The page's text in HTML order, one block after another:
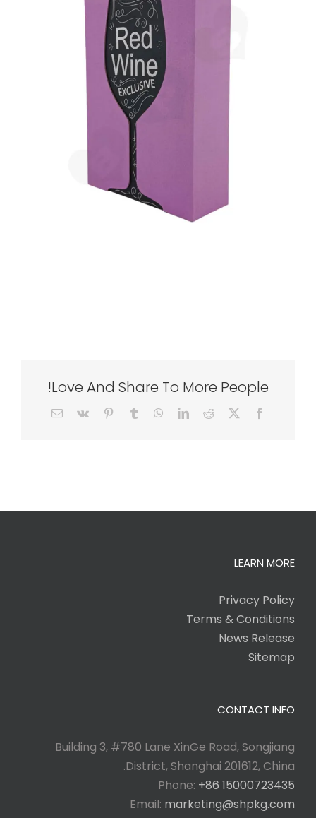
Love And Share To More People!
Facebook
X
Reddit
LinkedIn
WhatsApp
Tumblr
Pinterest
Vk
Email
LEARN MORE
Privacy Policy
Terms & Conditions
News Release
Sitemap
CONTACT INFO
Building 3, #780 Lane XinGe Road, Songjiang
District, Shanghai 201612, China.
Phone: +86 15000723435
Email: marketing@shpkg.com